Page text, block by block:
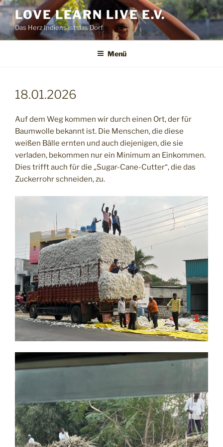
Zum
Inhalt
springen
LOVE LEARN LIVE E.V.
Das Herz Indiens ist das Dorf
Menü
18.01.2026
Auf dem Weg kommen wir durch einen Ort, der für
Baumwolle bekannt ist. Die Menschen, die diese
weißen Bälle ernten und auch diejenigen, die sie
verladen, bekommen nur ein Minimum an Einkommen.
Dies trifft auch für die „Sugar-Cane-Cutter“, die das
Zuckerrohr schneiden, zu.